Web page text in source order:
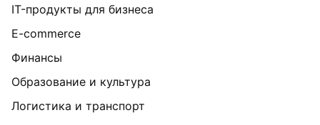
IT-продукты для бизнеса
E-commerce
Финансы
Образование и культура
Логистика и транспорт